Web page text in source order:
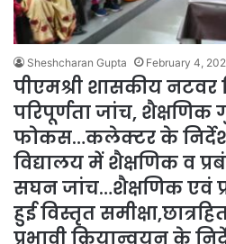
Sheshcharan Gupta February 4,
पीएमश्री शासकीय नटवर
परिपूर्णता जांच, शैक्षणिक
फोकस…कलेक्टर के निर्देश
विद्यालय में शैक्षणिक व
सघन जांच…शैक्षणिक एवं
हुई विस्तृत
प्रभावी क्रियान्वयन के